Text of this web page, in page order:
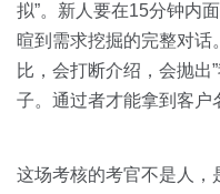
消费医疗
教育
房地产
定价
资源中心
资源中心
关于我们
拟”。新人要在15分钟内
暄到需求挖掘的完整对话
比，会打断介绍，会抛出
子。通过者才能拿到客户
这场考核的考官不是人，